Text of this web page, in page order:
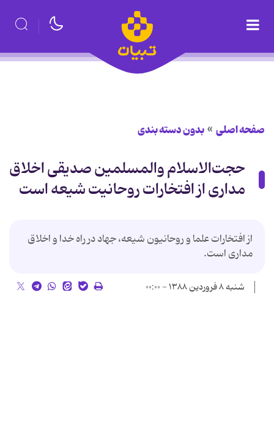
صفحه اصلی بدون دسته بندی
حجت‌الاسلام والمسلمین‌ صدیقی اخلاق
مداری از افتخارات روحانیت شیعه است
از افتخارات علما و روحانیون شیعه، جهاد در راه خدا و اخلاق
مداری است.
شنبه ۸ فروردین ۱۳۸۸ - ۰۰:۰۰